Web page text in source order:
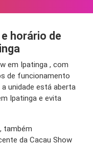
horário de
em Ipatinga , com
de funcionamento
unidade está aberta
Ipatinga e evita
também
da Cacau Show